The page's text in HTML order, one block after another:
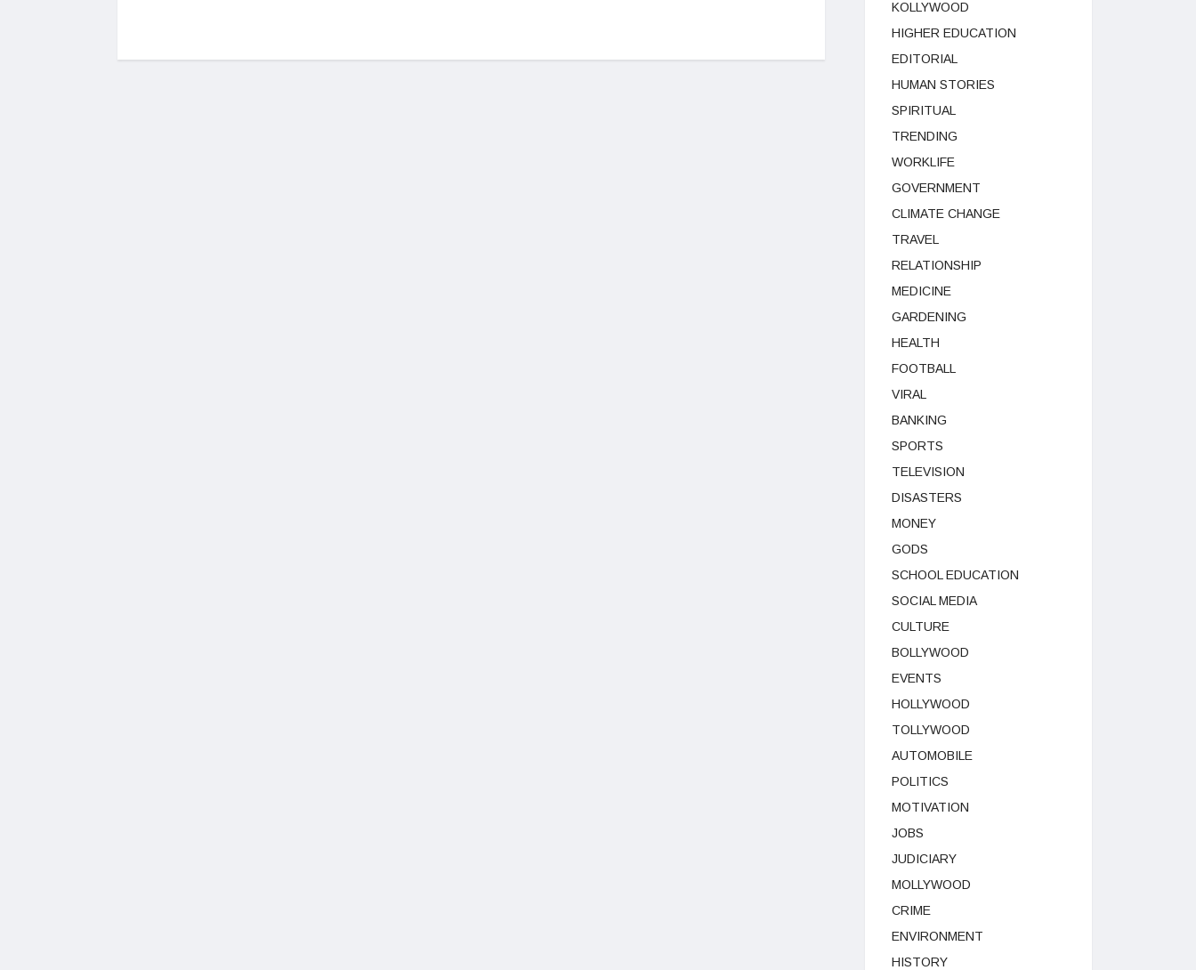
KOLLYWOOD
HIGHER EDUCATION
EDITORIAL
HUMAN STORIES
SPIRITUAL
TRENDING
WORKLIFE
GOVERNMENT
CLIMATE CHANGE
TRAVEL
RELATIONSHIP
MEDICINE
GARDENING
HEALTH
FOOTBALL
VIRAL
BANKING
SPORTS
TELEVISION
DISASTERS
MONEY
GODS
SCHOOL EDUCATION
SOCIAL MEDIA
CULTURE
BOLLYWOOD
EVENTS
HOLLYWOOD
TOLLYWOOD
AUTOMOBILE
POLITICS
MOTIVATION
JOBS
JUDICIARY
MOLLYWOOD
CRIME
ENVIRONMENT
HISTORY